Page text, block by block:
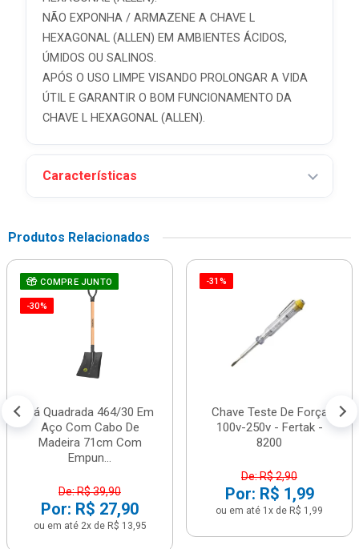
NÃO EXPONHA / ARMAZENE A CHAVE L
HEXAGONAL (ALLEN) EM AMBIENTES ÁCIDOS,
ÚMIDOS OU SALINOS.
APÓS O USO LIMPE VISANDO PROLONGAR A VIDA
ÚTIL E GARANTIR O BOM FUNCIONAMENTO DA
CHAVE L HEXAGONAL (ALLEN).
Características
Produtos Relacionados
COMPRE JUNTO
-30%
Pá Quadrada 464/30 Em
Aço Com Cabo De
Madeira 71cm Com
Empun...
De: R$ 39,90
Por: R$ 27,90
ou em até 2x de R$ 13,95
-31%
Chave Teste De Força
100v-250v - Fertak -
8200
De: R$ 2,90
Por: R$ 1,99
ou em até 1x de R$ 1,99